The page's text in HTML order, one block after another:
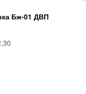
Бж-01 ДВП